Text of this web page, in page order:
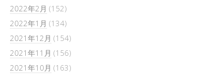
2022年2月 (152)
2022年1月 (134)
2021年12月 (154)
2021年11月 (156)
2021年10月 (163)